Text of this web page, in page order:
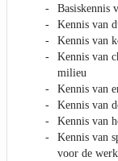
Basiskennis
Kennis van
Kennis van
Kennis van
milieu
Kennis van
Kennis van
Kennis van
Kennis van
voor de